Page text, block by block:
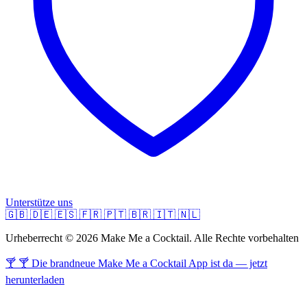
Unterstütze uns
🇬🇧 🇩🇪 🇪🇸 🇫🇷 🇵🇹 🇧🇷 🇮🇹 🇳🇱
Urheberrecht © 2026 Make Me a Cocktail. Alle Rechte vorbehalten
🍸 🍸 Die brandneue Make Me a Cocktail App ist da — jetzt
herunterladen